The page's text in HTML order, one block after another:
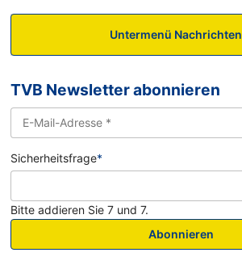
Untermenü Nachrichten
TVB Newsletter abonnieren
Sicherheitsfrage*
Bitte addieren Sie 7 und 7.
Abonnieren